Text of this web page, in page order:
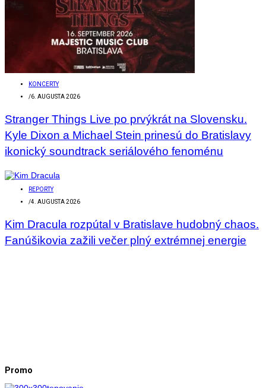
KONCERTY
/6. AUGUSTA 2026
Stranger Things Live po prvýkrát na Slovensku.
Kyle Dixon a Michael Stein prinesú do Bratislavy
ikonický soundtrack seriálového fenoménu
REPORTY
/4. AUGUSTA 2026
Kim Dracula rozpútal v Bratislave hudobný chaos.
Fanúšikovia zažili večer plný extrémnej energie
Promo